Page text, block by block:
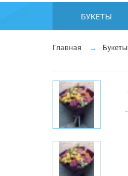
БУКЕТЫ
Главная Букеты